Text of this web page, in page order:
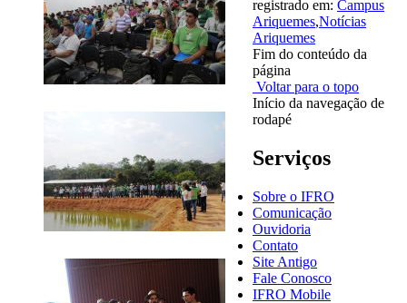
registrado em: Campus
Ariquemes,Notícias
Ariquemes
Fim do conteúdo da
página
Voltar para o topo
Início da navegação de
rodapé
Serviços
Sobre o IFRO
Comunicação
Ouvidoria
Contato
Site Antigo
Fale Conosco
IFRO Mobile